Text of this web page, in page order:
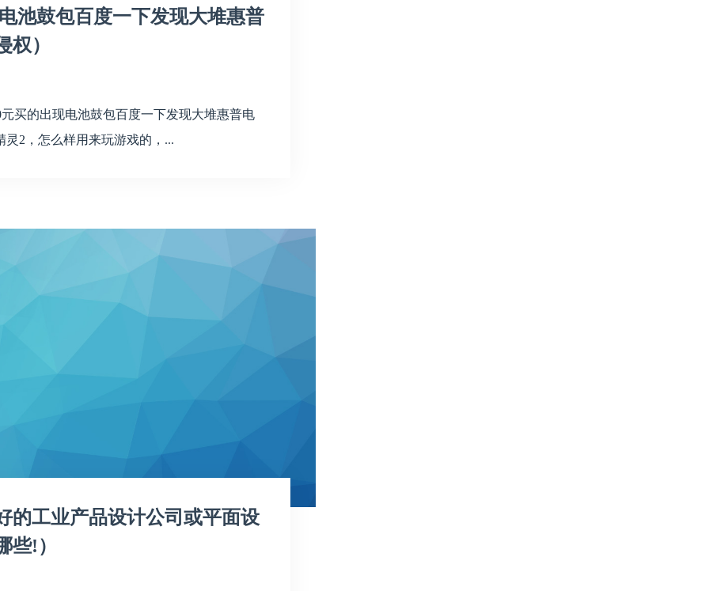
池鼓包百度一下发现大堆惠普
）
买的出现电池鼓包百度一下发现大堆惠普电
2，怎么样用来玩游戏的，...
的工业产品设计公司或平面设
些!）